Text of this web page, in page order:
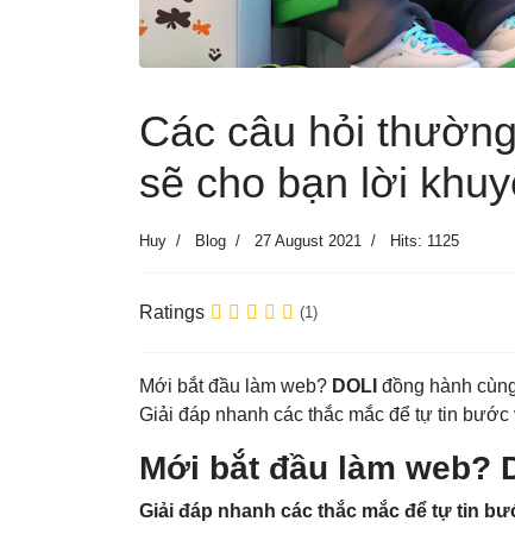
Các câu hỏi
sẽ cho bạn lời
Huy Blog 27 August 2021 Hits: 1125
Ratings (1)
Mới bắt đầu làm web? DOLI đồng hành
Giải đáp nhanh các thắc mắc để tự tin bước
Mới bắt đầu làm web?
Giải đáp nhanh các thắc mắc để tự tin